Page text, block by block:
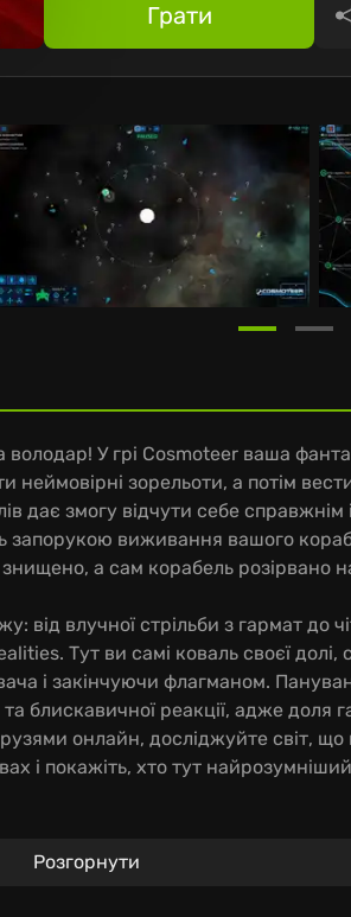
Грати
володар! У грі Cosmoteer ваша
зорельоти, а потім вести
дає змогу відчути себе справжнім
запорукою виживання вашого
а сам корабель розірвано
від влучної стрільби з гармат до
Тут ви самі коваль своєї
і закінчуючи флагманом.
блискавичної реакції, адже доля
онлайн, досліджуйте світ, що
і покажіть, хто тут
Розгорнути